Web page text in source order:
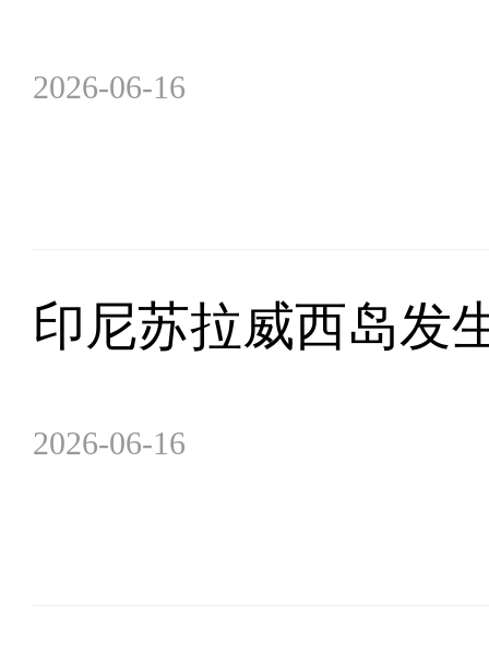
2026-06-16
印尼苏拉威西岛发
2026-06-16